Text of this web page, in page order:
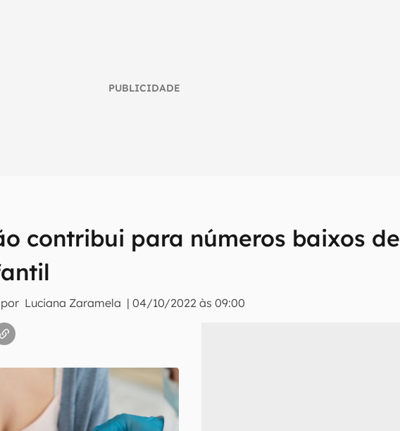
PUBLICIDADE
contribui para números baixos de
Luciana Zaramela |04/10/2022 às 09:00
do mundo tech!
concordo com os Termos de Uso e Política de Privacidade do Canaltech.